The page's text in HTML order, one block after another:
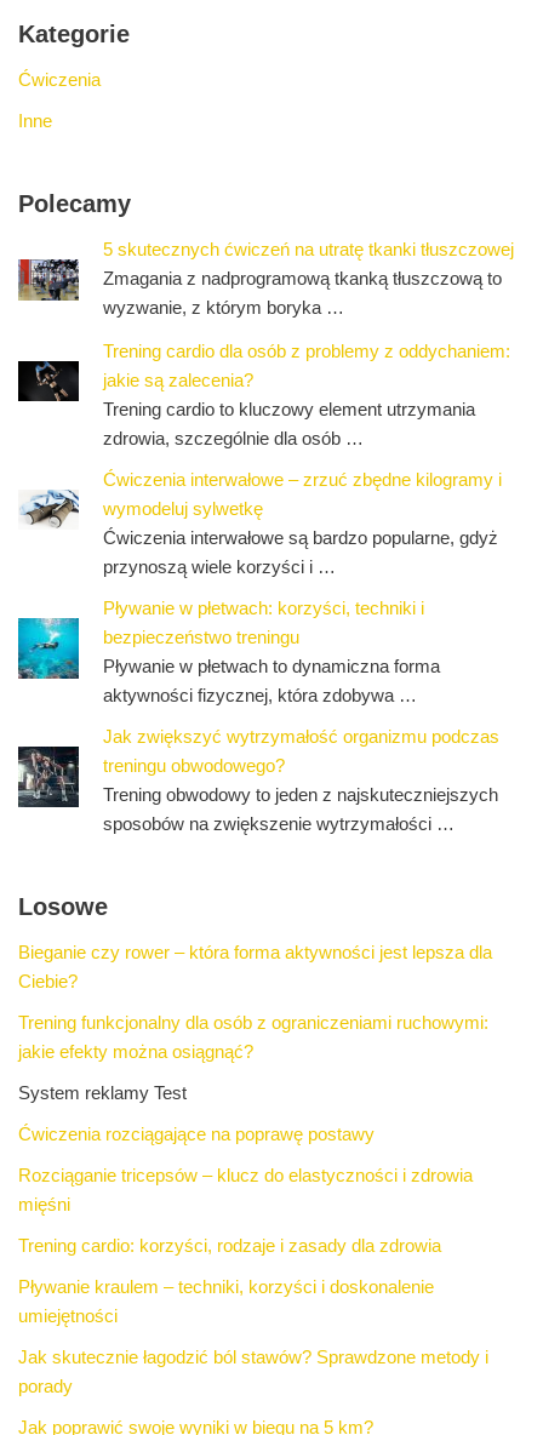
Kategorie
Ćwiczenia
Inne
Polecamy
5 skutecznych ćwiczeń na utratę tkanki tłuszczowej
Zmagania z nadprogramową tkanką tłuszczową to
wyzwanie, z którym boryka …
Trening cardio dla osób z problemy z oddychaniem:
jakie są zalecenia?
Trening cardio to kluczowy element utrzymania
zdrowia, szczególnie dla osób …
Ćwiczenia interwałowe – zrzuć zbędne kilogramy i
wymodeluj sylwetkę
Ćwiczenia interwałowe są bardzo popularne, gdyż
przynoszą wiele korzyści i …
Pływanie w płetwach: korzyści, techniki i
bezpieczeństwo treningu
Pływanie w płetwach to dynamiczna forma
aktywności fizycznej, która zdobywa …
Jak zwiększyć wytrzymałość organizmu podczas
treningu obwodowego?
Trening obwodowy to jeden z najskuteczniejszych
sposobów na zwiększenie wytrzymałości …
Losowe
Bieganie czy rower – która forma aktywności jest lepsza dla
Ciebie?
Trening funkcjonalny dla osób z ograniczeniami ruchowymi:
jakie efekty można osiągnąć?
System reklamy Test
Ćwiczenia rozciągające na poprawę postawy
Rozciąganie tricepsów – klucz do elastyczności i zdrowia
mięśni
Trening cardio: korzyści, rodzaje i zasady dla zdrowia
Pływanie kraulem – techniki, korzyści i doskonalenie
umiejętności
Jak skutecznie łagodzić ból stawów? Sprawdzone metody i
porady
Jak poprawić swoje wyniki w biegu na 5 km?